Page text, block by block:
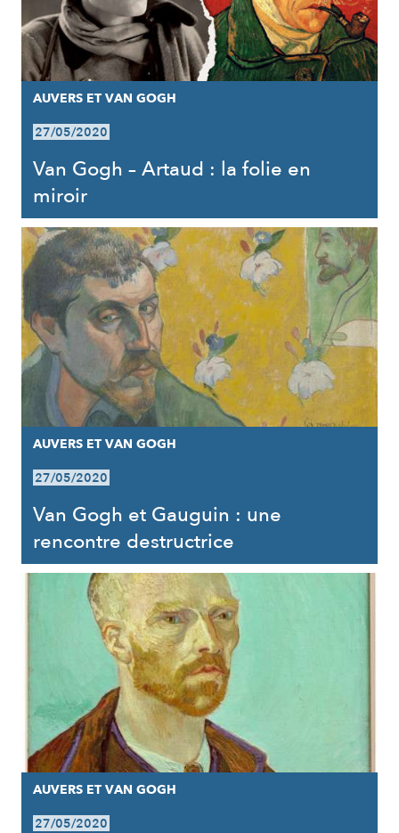
AUVERS ET VAN GOGH
27/05/2020
Van Gogh – Artaud : la folie en
miroir
AUVERS ET VAN GOGH
27/05/2020
Van Gogh et Gauguin : une
rencontre destructrice
AUVERS ET VAN GOGH
27/05/2020